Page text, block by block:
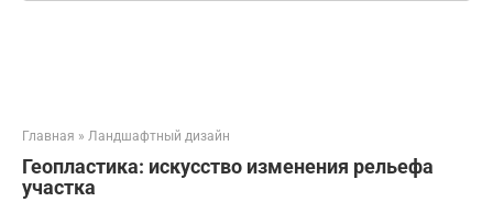
Главная » Ландшафтный дизайн
Геопластика: искусство изменения рельефа
участка